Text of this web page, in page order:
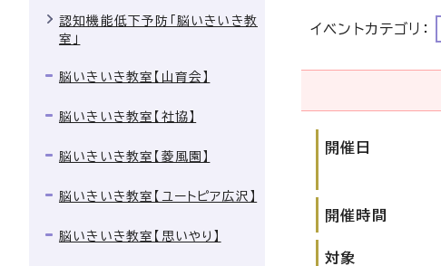
イベントカテゴリ：
開催日
開催時間
対象
認知機能低下予防「脳いきいき教
室」
脳いきいき教室【山育会】
脳いきいき教室【社協】
脳いきいき教室【菱風園】
脳いきいき教室【ユートピア広沢】
脳いきいき教室【思いやり】